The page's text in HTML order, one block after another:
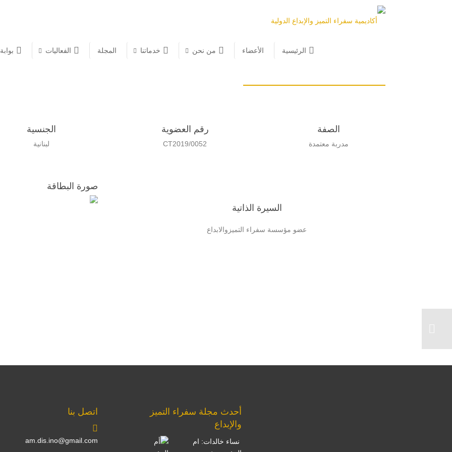
الرئيسية الأعضاء من نحن خدماتنا المجلة الفعاليات إسم العضو
الصفة
مدربة معتمدة
رقم العضوية
CT2019/0052
الجنسية
لبنانية
السيرة الذاتية
عضو مؤسسة سفراء التميزوالابداع
صورة البطاقة
أحدث مجلة سفراء التميز
والإبداع
نساء خالدات: ام
اتصل بنا
am.dis.ino@gmail.com